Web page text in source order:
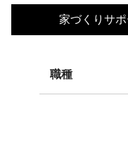
家づくりサ
職種